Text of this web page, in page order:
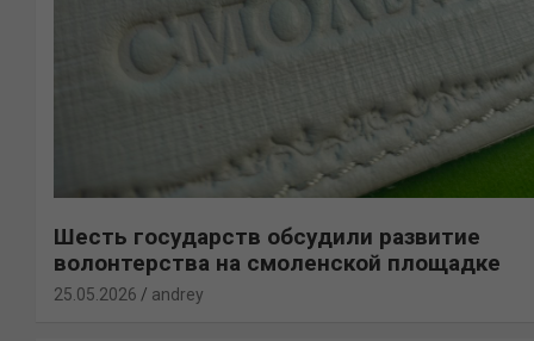
Шесть государств обсудили развитие
волонтерства на смоленской площадке
25.05.2026 andrey